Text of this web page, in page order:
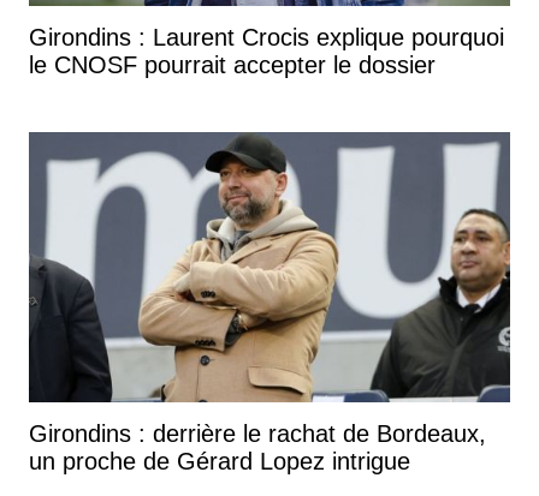
Girondins : Laurent Crocis explique pourquoi
le CNOSF pourrait accepter le dossier
Girondins : derrière le rachat de Bordeaux,
un proche de Gérard Lopez intrigue